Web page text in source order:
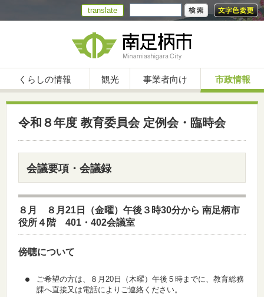
translate
くらしの情報 観光 事業者向け 市政情報
令和８年度 教育委員会 定例会・臨時会
会議要項・会議録
８月 ８月21日（金曜）午後３時30分から 南足柄市
役所４階 401・402会議室
傍聴について
ご希望の方は、８月20日（木曜）午後５時までに、教育総務
課へ直接又は電話によりご連絡ください。